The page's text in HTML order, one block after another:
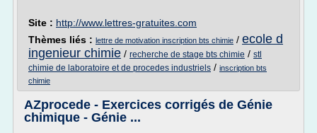
Site : http://www.lettres-gratuites.com
Thèmes liés : lettre de motivation inscription bts chimie / ecole d
ingenieur chimie / recherche de stage bts chimie / stl
chimie de laboratoire et de procedes industriels / inscription bts
chimie
AZprocede - Exercices corrigés de Génie
chimique - Génie ...